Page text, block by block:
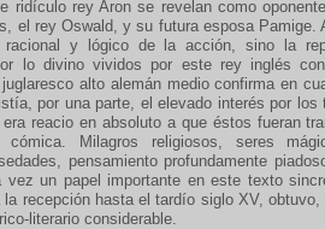
ridículo rey Aron se revelan como
el rey Oswald, y su futura esposa Pamige.
racional y lógico de la acción, sino la
lo divino vividos por este rey inglés
alto alemán medio confirma en
por una parte, el elevado interés por los
reacio en absoluto a que éstos fueran
cómica. Milagros religiosos, seres
pensamiento profundamente
un papel importante en este texto
recepción hasta el tardío siglo XV, obtuvo,
literario considerable.